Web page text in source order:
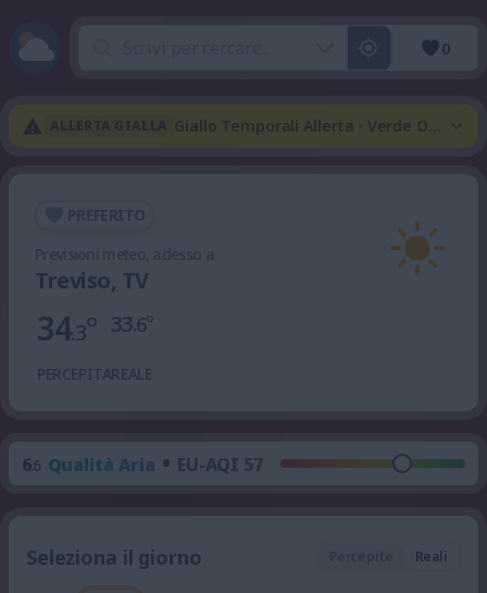
0
Giallo Temporali Allerta · Verde Onda
Treviso, TV
34.3°
PERCEPITA
33.6°
REALE
6.6 Qualità Aria • EU-AQI 57
Seleziona il giorno Reali